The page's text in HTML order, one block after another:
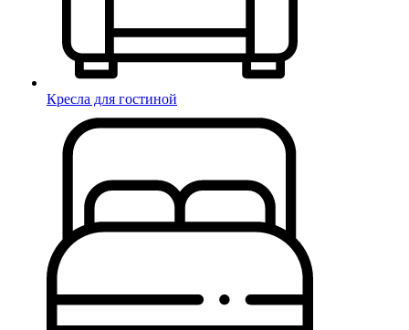
Кресла для гостиной